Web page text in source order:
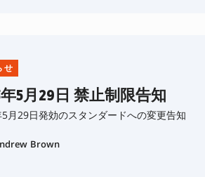
せ
年5月29日 禁止制限告知
月29日発効のスタンダードへの変更告知
Brown